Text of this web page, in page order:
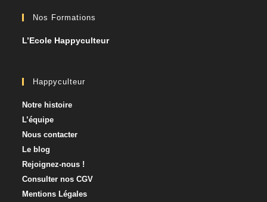
Nos Formations
L’Ecole Happyculteur
Happyculteur
Notre histoire
L’équipe
Nous contacter​
Le blog
Rejoignez-nous !
Consulter nos CGV
Mentions Légales